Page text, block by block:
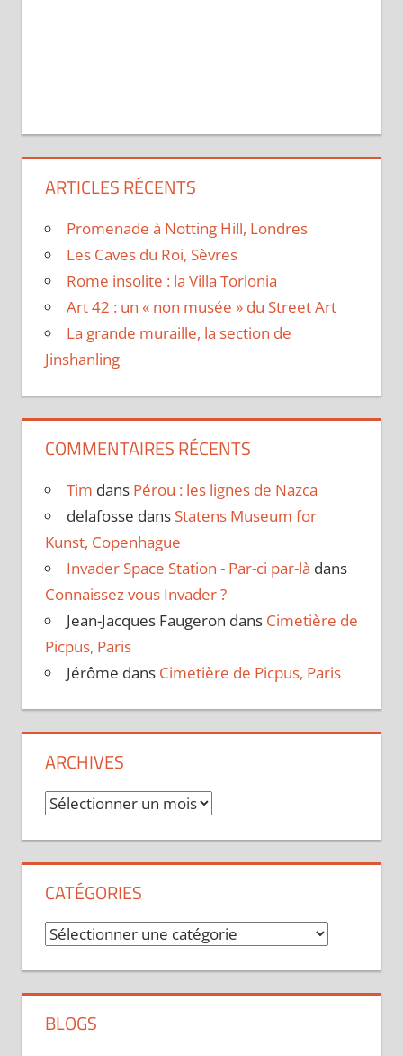
ARTICLES RÉCENTS
Promenade à Notting Hill, Londres
Les Caves du Roi, Sèvres
Rome insolite : la Villa Torlonia
Art 42 : un « non musée » du Street Art
La grande muraille, la section de
Jinshanling
COMMENTAIRES RÉCENTS
Tim dans Pérou : les lignes de Nazca
delafosse dans Statens Museum for
Kunst, Copenhague
Invader Space Station - Par-ci par-là dans
Connaissez vous Invader ?
Jean-Jacques Faugeron dans Cimetière de
Picpus, Paris
Jérôme dans Cimetière de Picpus, Paris
ARCHIVES
Archives
CATÉGORIES
Catégories
BLOGS